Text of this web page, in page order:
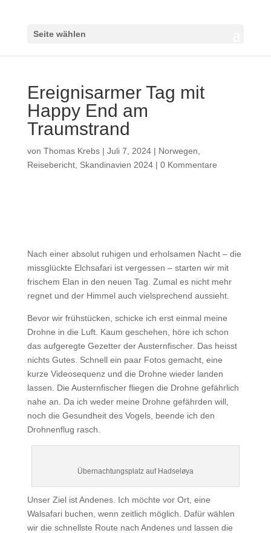
Seite wählen
Ereignisarmer Tag mit
Happy End am
Traumstrand
von Thomas Krebs| Juli 7, 2024| Norwegen
Reisebericht, Skandinavien 2024| 0 Kommentare
Nach einer absolut ruhigen und erholsamen Nacht – die
missglückte Elchsafari ist vergessen – starten wir mit
frischem Elan in den neuen Tag. Zumal es nicht mehr
regnet und der Himmel auch vielsprechend aussieht.
Bevor wir frühstücken, schicke ich erst einmal meine
Drohne in die Luft. Kaum geschehen, höre ich schon
das aufgeregte Gezetter der Austernfischer. Das heisst
nichts Gutes. Schnell ein paar Fotos gemacht, eine
kurze Videosequenz und die Drohne wieder landen
lassen. Die Austernfischer fliegen die Drohne gefährlich
nahe an. Da ich weder meine Drohne gefährden will,
noch die Gesundheit des Vogels, beende ich den
Drohnenflug rasch.
Übernachtungsplatz auf Hadseløya
Unser Ziel ist Andenes. Ich möchte vor Ort, eine
Walsafari buchen, wenn zeitlich möglich. Dafür wählen
wir die schnellste Route nach Andenes und lassen die